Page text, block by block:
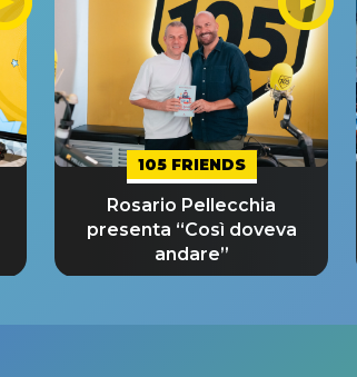
105 FRIENDS
Rosario Pellecchia
presenta “Così doveva
andare”